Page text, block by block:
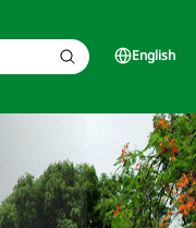
English